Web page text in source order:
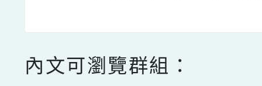
內文可瀏覽群組：